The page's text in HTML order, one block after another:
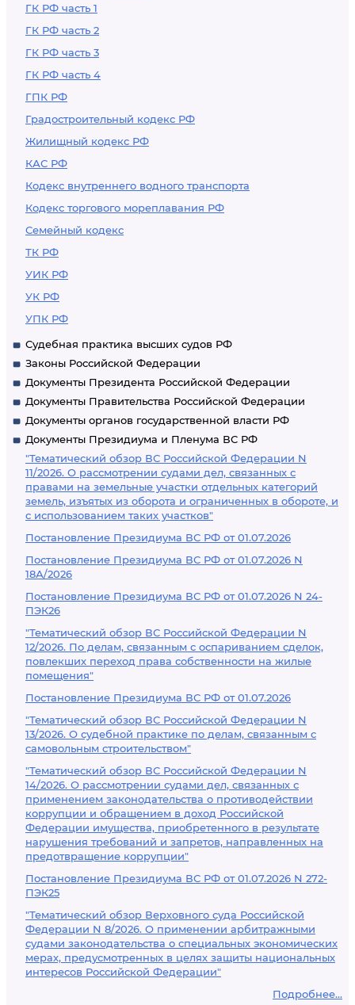
ГК РФ часть 1
ГК РФ часть 2
ГК РФ часть 3
ГК РФ часть 4
ГПК РФ
Градостроительный кодекс РФ
Жилищный кодекс РФ
КАС РФ
Кодекс внутреннего водного транспорта
Кодекс торгового мореплавания РФ
Семейный кодекс
ТК РФ
УИК РФ
УК РФ
УПК РФ
Судебная практика высших судов РФ
Законы Российской Федерации
Документы Президента Российской Федерации
Документы Правительства Российской Федерации
Документы органов государственной власти РФ
Документы Президиума и Пленума ВС РФ
"Тематический обзор ВС Российской Федерации N
11/2026. О рассмотрении судами дел, связанных с
правами на земельные участки отдельных категорий
земель, изъятых из оборота и ограниченных в обороте, и
с использованием таких участков"
Постановление Президиума ВС РФ от 01.07.2026
Постановление Президиума ВС РФ от 01.07.2026 N
18А/2026
Постановление Президиума ВС РФ от 01.07.2026 N 24-
ПЭК26
"Тематический обзор ВС Российской Федерации N
12/2026. По делам, связанным с оспариванием сделок,
повлекших переход права собственности на жилые
помещения"
Постановление Президиума ВС РФ от 01.07.2026
"Тематический обзор ВС Российской Федерации N
13/2026. О судебной практике по делам, связанным с
самовольным строительством"
"Тематический обзор ВС Российской Федерации N
14/2026. О рассмотрении судами дел, связанных с
применением законодательства о противодействии
коррупции и обращением в доход Российской
Федерации имущества, приобретенного в результате
нарушения требований и запретов, направленных на
предотвращение коррупции"
Постановление Президиума ВС РФ от 01.07.2026 N 272-
ПЭК25
"Тематический обзор Верховного суда Российской
Федерации N 8/2026. О применении арбитражными
судами законодательства о специальных экономических
мерах, предусмотренных в целях защиты национальных
интересов Российской Федерации"
Подробнее...